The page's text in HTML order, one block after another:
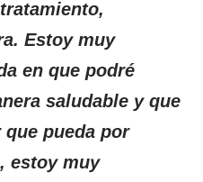
Estoy muy
en que podré
saludable y que
pueda por
estoy muy